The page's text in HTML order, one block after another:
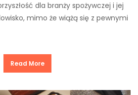
dla branży spożywczej i jej
mimo że wiążą się z pewnymi
Read More